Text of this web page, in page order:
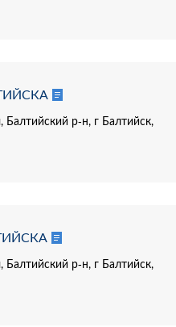
р-н, г Балтийск,
р-н, г Балтийск,